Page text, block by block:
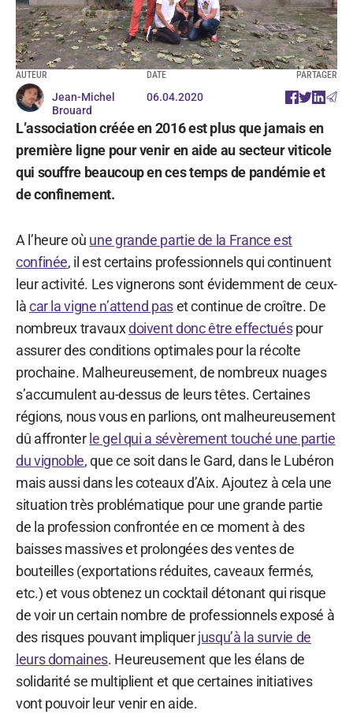
AUTEUR
Jean-Michel
Brouard
DATE
06.04.2020
PARTAGER
L’association créée en 2016 est plus que jamais en
première ligne pour venir en aide au secteur viticole
qui souffre beaucoup en ces temps de pandémie et
de confinement.
A l’heure où une grande partie de la France est
confinée, il est certains professionnels qui continuent
leur activité. Les vignerons sont évidemment de ceux-
làcar la vigne n’attend paset continue de croître. De
nombreux travauxdoivent donc être effectuéspour
assurer des conditions optimales pour la récolte
prochaine. Malheureusement, de nombreux nuages
s’accumulent au-dessus de leurs têtes. Certaines
régions, nous vous en parlions, ont malheureusement
dû affronter le gel qui a sévèrement touché une partie
du vignoble, que ce soit dans le Gard, dans le Lubéron
mais aussi dans les coteaux d’Aix. Ajoutez à cela une
situation très problématique pour une grande partie
de la profession confrontée en ce moment à des
baisses massives et prolongées des ventes de
bouteilles (exportations réduites, caveaux fermés,
etc.) et vous obtenez un cocktail détonant qui risque
de voir un certain nombre de professionnels exposé à
des risques pouvant impliquerjusqu’à la survie de
leurs domaines. Heureusement que les élans de
solidarité se multiplient et que certaines initiatives
vont pouvoir leur venir en aide.